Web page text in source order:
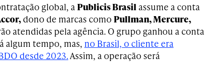
global, aPublicis Brasil assume a conta
dono de marcas como Pullman, Mercure,
atendidas pela agência. O grupo ganhou a conta
algum tempo, mas, no Brasil, o cliente era
desde 2023.Assim, a operação será